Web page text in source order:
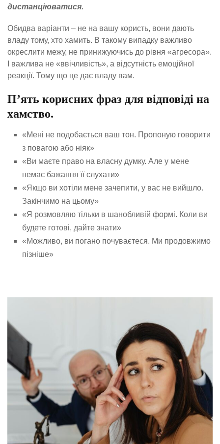
дистанціюватися.
Обидва варіанти – не на вашу користь, вони дають
владу тому, хто хамить. В такому випадку важливо
окреслити межу, не принижуючись до рівня «агресора».
І важлива не «ввічливість», а відсутність емоційної
реакції. Тому що це дає владу вам.
П’ять корисних фраз для відповіді на
хамство.
«Мені не подобається ваш тон. Пропоную говорити
з повагою або ніяк»
«Ви маєте право на власну думку. Але у мене
немає бажання її слухати»
«Якщо ви хотіли мене зачепити, у вас не вийшло.
Закінчимо на цьому»
«Я розмовляю тільки в шанобливій формі. Коли ви
будете готові, дайте знати»
«Можливо, ви погано почуваєтеся. Ми продовжимо
пізніше»